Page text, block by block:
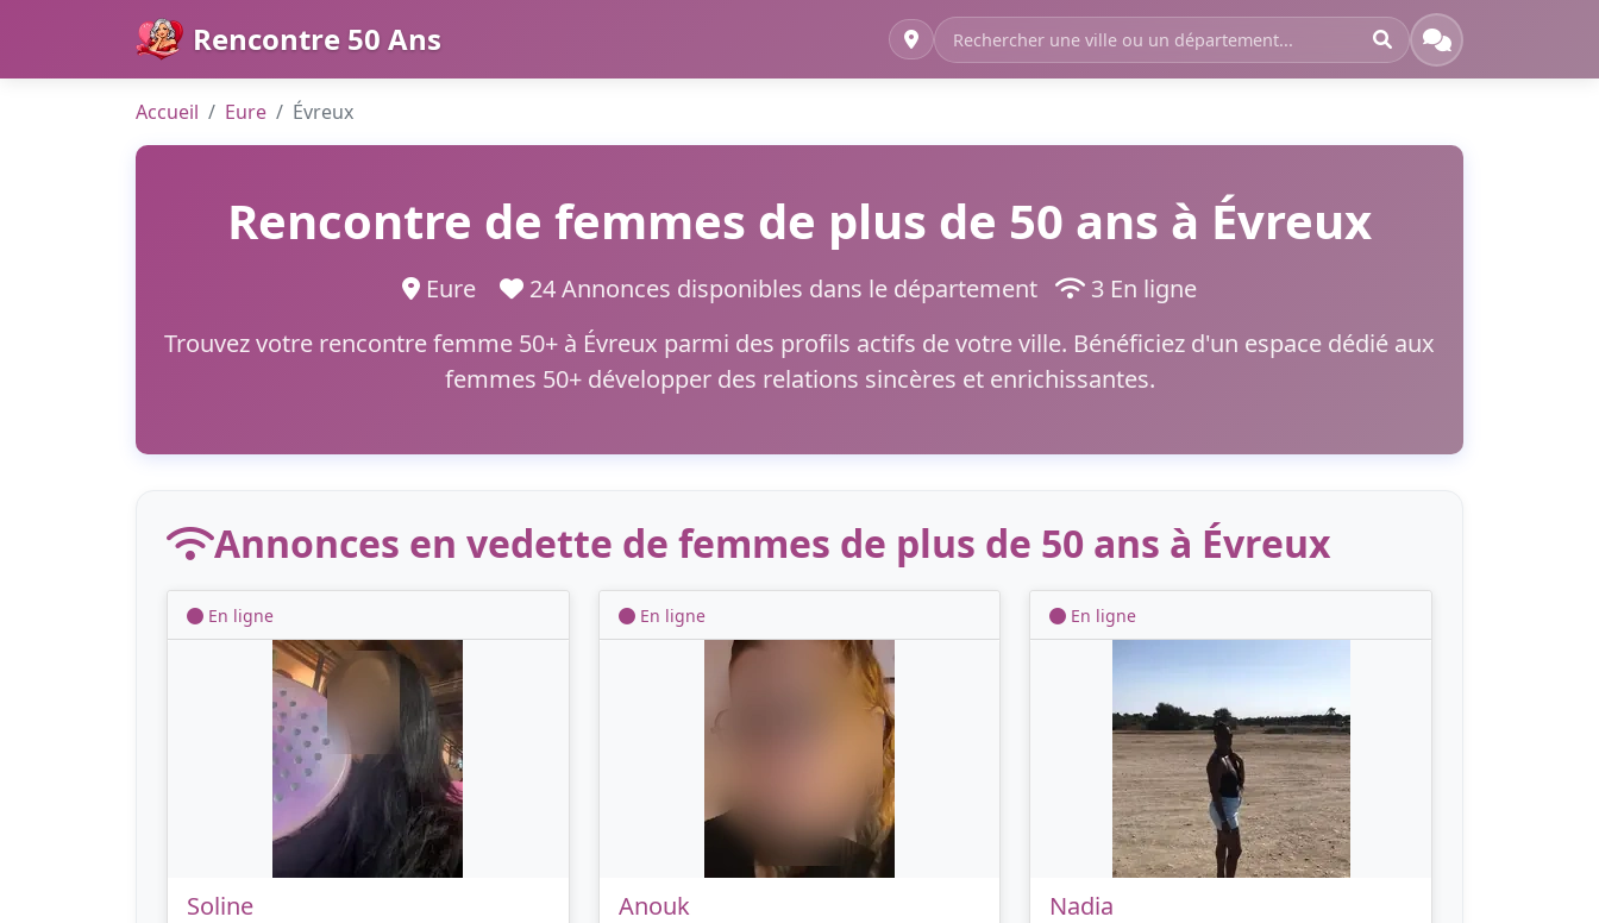
Rencontre 50 Ans
Accueil Eure Évreux
Rencontre de femmes de plus de 50 ans à Évreux
Eure 24 Annonces disponibles dans le département
3 En ligne
Trouvez votre rencontre femme 50+ à Évreux parmi des profils actifs de votre ville. Bénéficiez d'un espace dédié aux
femmes 50+ développer des relations sincères et enrichissantes.
Annonces en vedette de femmes de plus de 50 ans à Évreux
En ligne
Soline
En ligne
Anouk
En ligne
Nadia